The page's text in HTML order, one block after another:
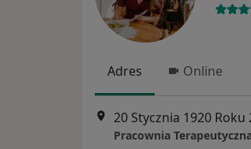
Adres Online
20 Stycznia 1920 Roku
Pracownia